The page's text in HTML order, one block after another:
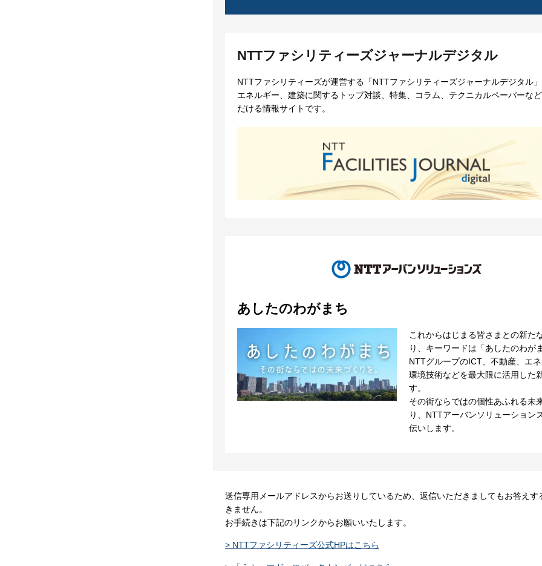
NTTファシリティーズジャーナルデジタル
NTTファシリティーズが運営する「NTTファシリティーズジャーナルデジタル
エネルギー、建築に関するトップ対談、特集、コラム、テクニカルペーパーな
だける情報サイトです。
あしたのわがまち
これからはじまる皆さまとの新た
り、キーワードは「あしたのわが
NTTグループのICT、不動産、エ
環境技術などを最大限に活用した
す。
その街ならではの個性あふれる未
り、NTTアーバンソリューション
伝いします。
送信専用メールアドレスからお送りしているため、返信いただきましてもお答えす
きません。
お手続きは下記のリンクからお願いいたします。
> NTTファシリティーズ公式HPはこちら